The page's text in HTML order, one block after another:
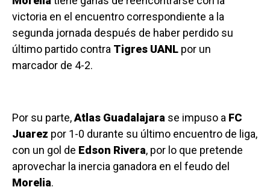
victoria en el encuentro correspondiente a la
segunda jornada después de haber perdido su
último partido contra Tigres UANL por un
marcador de 4-2.
Por su parte,Atlas Guadalajara se impuso a FC
Juarez por 1-0 durante su último encuentro de liga,
con un gol de Edson Rivera, por lo que pretende
aprovechar la inercia ganadora en el feudo del
Morelia.